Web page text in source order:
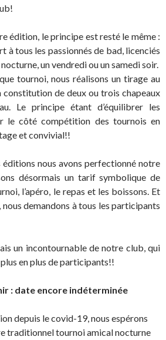
édition, le principe est resté le même :
à tous les passionnés de bad, licenciés
un vendredi ou un samedi soir.
tournoi, nous réalisons un tirage au
constitution de deux ou trois chapeaux
Le principe étant d’équilibrer les
le côté compétition des tournois en
et convivial!!
nous avons perfectionné notre
désormais un tarif symbolique de
l’apéro, le repas et les boissons. Et
demandons à tous les participants
un incontournable de notre club, qui
en plus de participants!!
: date encore indéterminée
depuis le covid-19, nous espérons
traditionnel tournoi amical nocturne